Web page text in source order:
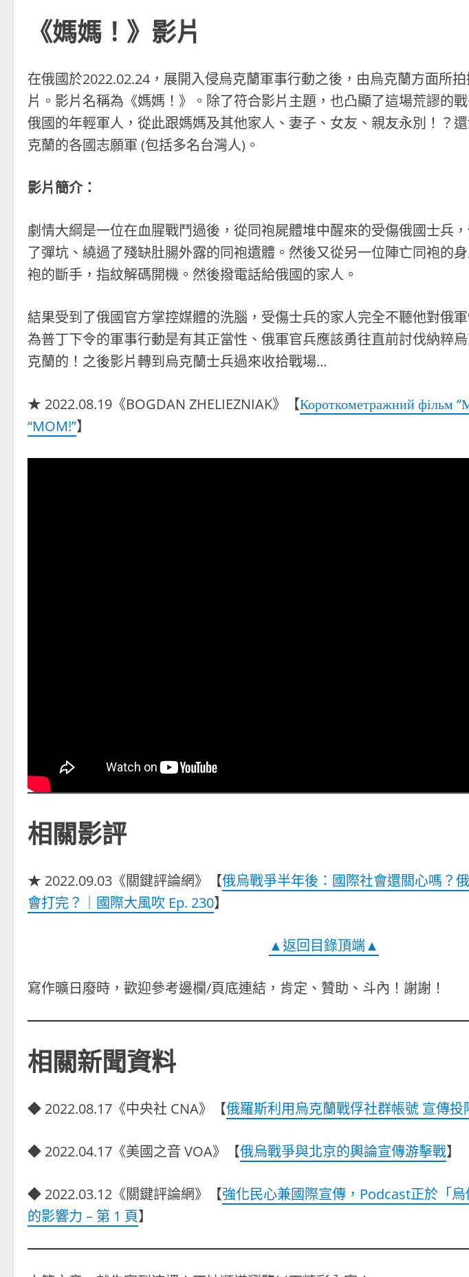
《媽媽！》影片
在俄國於2022.02.24，展開入侵烏克蘭軍事行動之後，由烏克蘭方面所
片。影片名稱為《媽媽！》。除了符合影片主題，也凸顯了這場荒謬的
俄國的年輕軍人，從此跟媽媽及其他家人、妻子、女友、親友永別！？
克蘭的各國志願軍 (包括多名台灣人)。
影片簡介：
劇情大綱是一位在血腥戰鬥過後，從同袍屍體堆中醒來的受傷俄國士兵
了彈坑、繞過了殘缺肚腸外露的同袍遺體。然後又從另一位陣亡同袍的
袍的斷手，指紋解碼開機。然後撥電話給俄國的家人。
結果受到了俄國官方掌控媒體的洗腦，受傷士兵的家人完全不聽他對俄
為普丁下令的軍事行動是有其正當性、俄軍官兵應該勇往直前討伐納粹
克蘭的！之後影片轉到烏克蘭士兵過來收拾戰場…
★ 2022.08.19《BOGDAN ZHELIEZNIAK》【Короткометражний фільм
“MOM!”】
相關影評
★ 2022.09.03《關鍵評論網》【俄烏戰爭半年後：國際社會還關心嗎？
會打完？｜國際大風吹 Ep. 230】
▲返回目錄頂端▲
寫作曠日廢時，歡迎參考邊欄/頁底連結，肯定、贊助、斗內！謝謝！
相關新聞資料
◆ 2022.08.17《中央社 CNA》【俄羅斯利用烏克蘭戰俘社群帳號 宣傳投
◆ 2022.04.17《美國之音 VOA》【俄烏戰爭與北京的輿論宣傳游擊戰】
◆ 2022.03.12《關鍵評論網》【強化民心兼國際宣傳，Podcast正於「
的影響力 – 第 1 頁】